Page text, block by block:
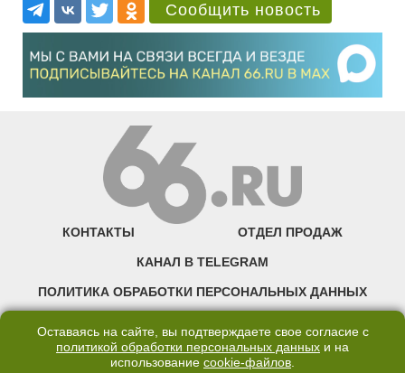
Сообщить новость
КОНТАКТЫ ОТДЕЛ ПРОДАЖ
КАНАЛ В TELEGRAM
ПОЛИТИКА ОБРАБОТКИ ПЕРСОНАЛЬНЫХ ДАННЫХ
©2007—2025 66.RU. Воспроизведение, сообщение, доведение до всеобщего
Оставаясь на сайте, вы подтверждаете свое согласие с
политикой обработки персональных данных и на
использование cookie-файлов.